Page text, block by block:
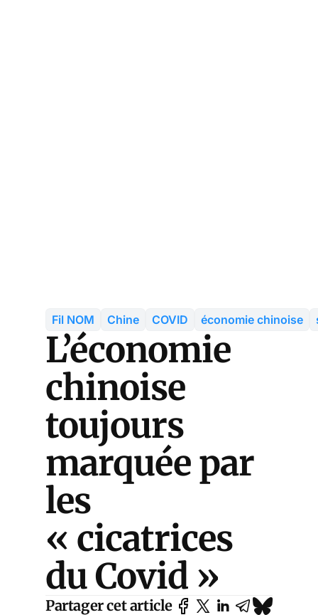
Fil NOM Chine COVID économie chinoise
L’économie
chinoise
toujours
marquée par
les
« cicatrices
du Covid »
Partager cet article